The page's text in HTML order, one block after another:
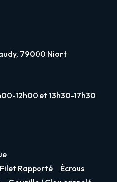
79000 Niort
12h00 et 13h30-17h30
Rapporté
Écrous